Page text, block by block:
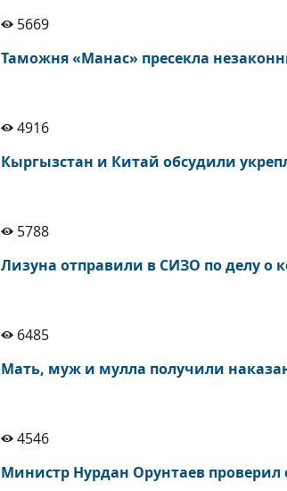
5669
Таможня «Манас» пресекла
4916
Кыргызстан и Китай обсудили
5788
Лизуна отправили в СИЗО по делу о
6485
Мать, муж и мулла получили
4546
Министр Нурдан Орунтаев проверил